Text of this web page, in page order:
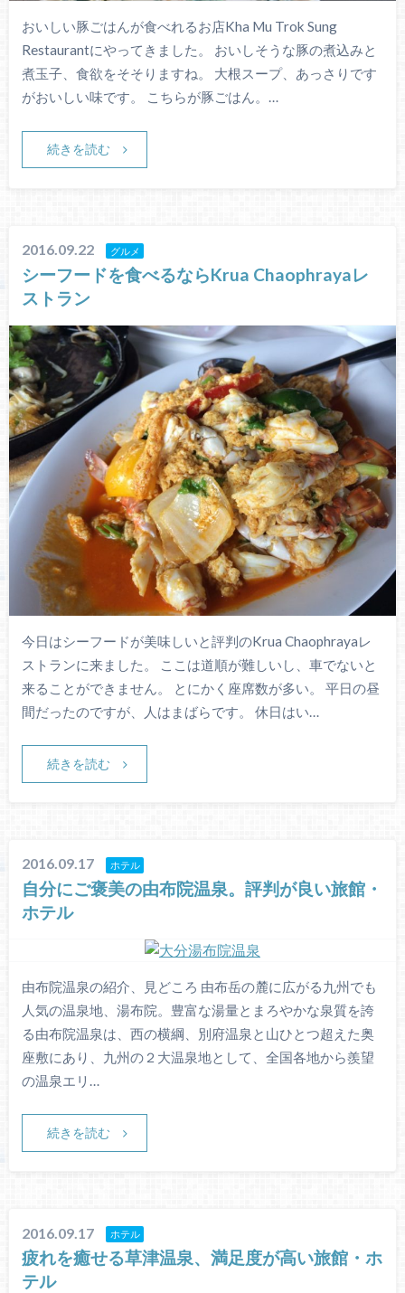
おいしい豚ごはんが食べれるお店Kha Mu Trok Sung
Restaurantにやってきました。 おいしそうな豚の煮込みと
煮玉子、食欲をそそりますね。 大根スープ、あっさりです
がおいしい味です。 こちらが豚ごはん。…
続きを読む
2016.09.22 グルメ
シーフードを食べるならKrua Chaophrayaレ
ストラン
今日はシーフードが美味しいと評判のKrua Chaophrayaレ
ストランに来ました。 ここは道順が難しいし、車でないと
来ることができません。 とにかく座席数が多い。 平日の昼
間だったのですが、人はまばらです。 休日はい…
続きを読む
2016.09.17 ホテル
自分にご褒美の由布院温泉。評判が良い旅館・
ホテル
由布院温泉の紹介、見どころ 由布岳の麓に広がる九州でも
人気の温泉地、湯布院。豊富な湯量とまろやかな泉質を誇
る由布院温泉は、西の横綱、別府温泉と山ひとつ超えた奥
座敷にあり、九州の２大温泉地として、全国各地から羨望
の温泉エリ…
続きを読む
2016.09.17 ホテル
疲れを癒せる草津温泉、満足度が高い旅館・ホ
テル